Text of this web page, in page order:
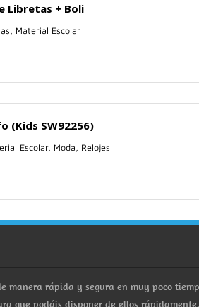
Libretas + Boli
Material Escolar
(Kids SW92256)
Escolar, Moda Relojes
manera rápida y segura en muy poco
que podáis disponer de ellos rápidamente.